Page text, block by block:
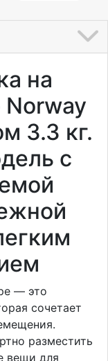
на
Norway
3.3 кг.
с
— это
сочетает
разместить
вещи для